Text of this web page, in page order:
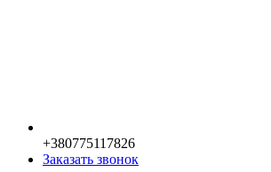
+380775117826
Заказать звонок